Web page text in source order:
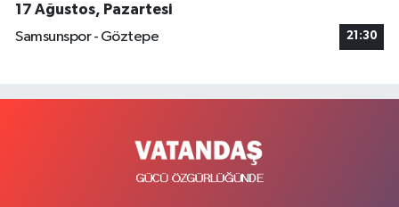
17 Ağustos, Pazartesi
Samsunspor - Göztepe
21:30